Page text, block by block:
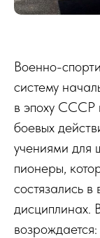
Военно-
систему
в эпоху СССР
боевых
учениями для
пионеры,
состязались
дисциплинах.